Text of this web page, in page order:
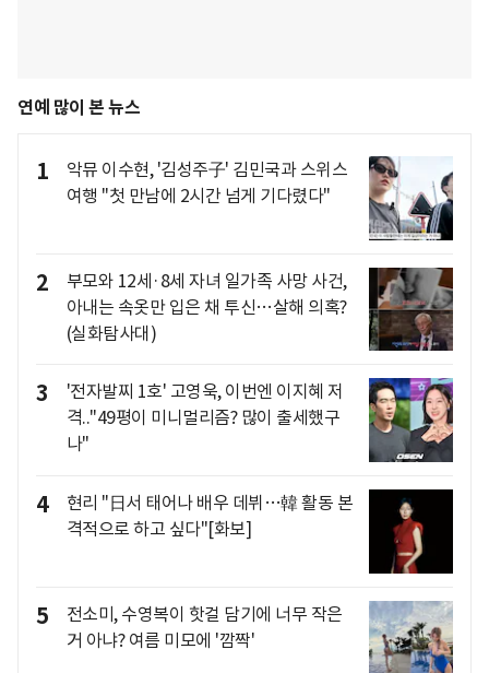
연예 많이 본 뉴스
1
악뮤 이수현, '김성주子' 김민국과 스위스
여행 "첫 만남에 2시간 넘게 기다렸다"
2
부모와 12세·8세 자녀 일가족 사망 사건,
아내는 속옷만 입은 채 투신…살해 의혹?
(실화탐사대)
3
'전자발찌 1호' 고영욱, 이번엔 이지혜 저
격.."49평이 미니멀리즘? 많이 출세했구
나"
4
현리 "日서 태어나 배우 데뷔…韓 활동 본
격적으로 하고 싶다"[화보]
5
전소미, 수영복이 핫걸 담기에 너무 작은
거 아냐? 여름 미모에 '깜짝'